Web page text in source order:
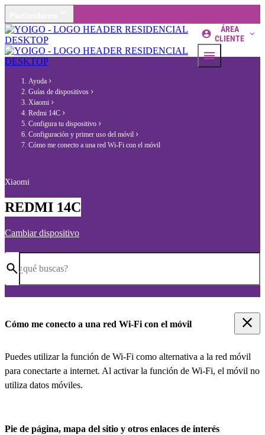
ÁREA
CLIENTE
Ayuda
Guías de dispositivos
Xiaomi
Redmi 14C
Configura tu dispositivo
Configuración y primer uso del móvil
Cómo me conecto a una red Wi-Fi con el móvil
Xiaomi
REDMI 14C
Cambiar dispositivo
¿qué buscas?
Cómo me conecto a una red Wi-Fi con el móvil
Puedes utilizar la función de Wi-Fi como alternativa a la red móvil
para conectarte a internet. Al activar la función de Wi-Fi, el móvil no
utiliza datos móviles.
Pie de página, mapa del sitio y otros enlaces de interés